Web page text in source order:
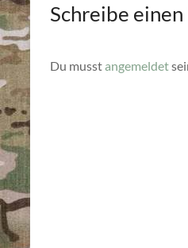
Schreibe
Du musstangemeldet